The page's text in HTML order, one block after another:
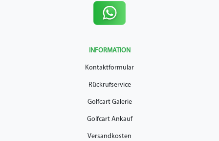
INFORMATION
Kontaktformular
Rückrufservice
Golfcart Galerie
Golfcart Ankauf
Versandkosten